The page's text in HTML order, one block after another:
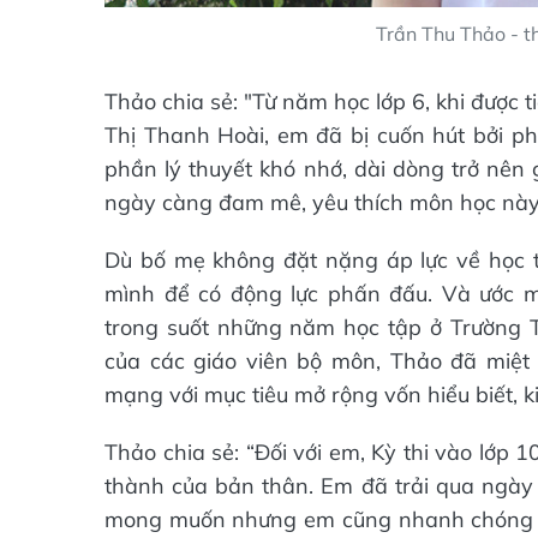
Trần Thu Thảo -
Thảo chia sẻ: "Từ năm học lớp 6, khi
Thị Thanh Hoài, em đã bị cuốn hút bởi
phần lý thuyết khó nhớ, dài dòng trở nên
ngày càng đam mê, yêu thích môn học
Dù bố mẹ không đặt nặng áp lực về
mình để có động lực phấn đấu. Và ước
trong suốt những năm học tập ở Trường
của các giáo viên bộ môn, Thảo đã
mạng với mục tiêu mở rộng vốn hiểu biết,
Thảo chia sẻ: “Đối với em, Kỳ thi vào lớp
thành của bản thân. Em đã trải qua
mong muốn nhưng em cũng nhanh